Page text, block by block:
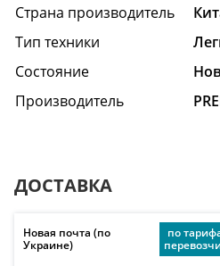
Страна производитель
Тип техники
Состояние
Производитель
ДОСТАВКА
Новая почта (по
Украине)
по